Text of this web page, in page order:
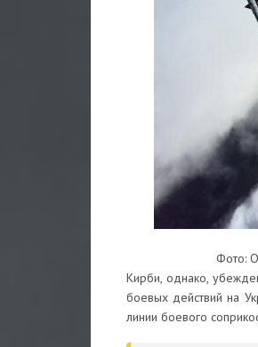
Фото:
Кирби, однако,
боевых действий на
линии боевого